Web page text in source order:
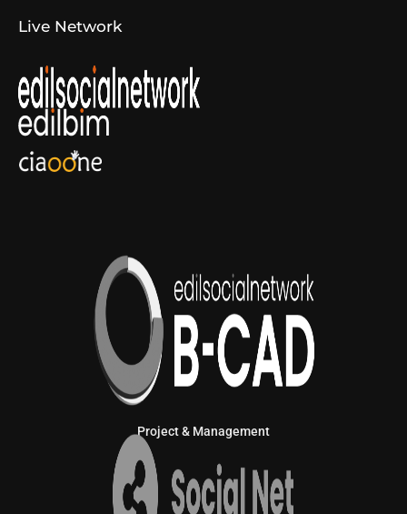
Live Network
Project & Management